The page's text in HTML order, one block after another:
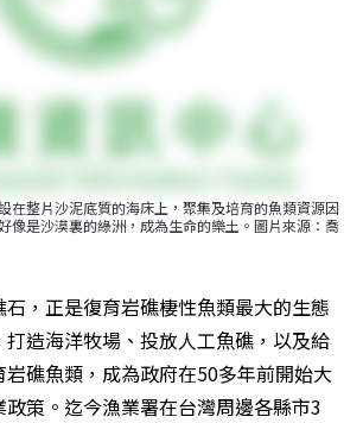
在整片沙泥底質的海床上，聚集及培育的魚類資源因
像是沙漠裏的綠洲，成為生命的樂土。圖片來源：喬
，正是復育岩礁棲性魚類最大的生態
打造海洋牧場、投放人工魚礁，以及給
礁魚類，成為政府在50多年前開始大
策。迄今漁業署在台灣周邊各縣市3